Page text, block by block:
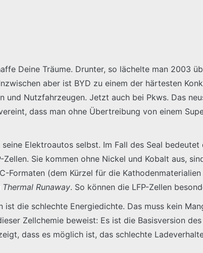
Deine Träume. Drunter, so lächelte man 2003
aber ist BYD zu einem der härtesten
und Nutzfahrzeugen. Jetzt auch bei Pkws. Das
dass man ohne Übertreibung von einem
Elektroautos selbst. Im Fall des Seal bedeutet
Sie kommen ohne Nickel und Kobalt aus,
Formaten (dem Kürzel für die
Thermal Runaway. So können die LFP-Zellen
ist die schlechte Energiedichte. Das muss kein
Zellchemie beweist: Es ist die Basisversion
dass es möglich ist, das schlechte